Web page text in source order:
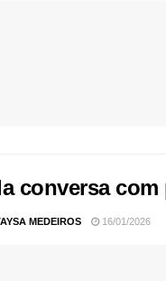
conversa
MEDEIROS 16/01/2026